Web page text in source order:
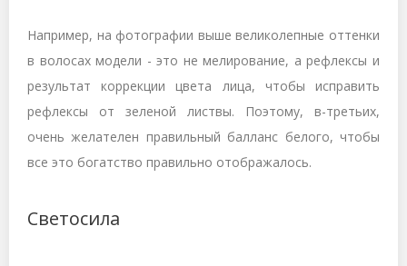
Например, на фотографии выше великолепные оттенки
в волосах модели - это не мелирование, а рефлексы и
результат коррекции цвета лица, чтобы исправить
рефлексы от зеленой листвы. Поэтому, в-третьих,
очень желателен правильный балланс белого, чтобы
все это богатство правильно отображалось.
Светосила